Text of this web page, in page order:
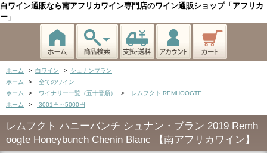
白ワイン通販なら南アフリカワイン専門店のワイン通販ショップ「アフリカ
ー」
ホーム > 白ワイン > シュナンブラン
ホーム
>
全てのワイン
ホーム
> ワイナリー一覧（五十音順） >
レムフクト REMHOOGTE
ホーム
> 3001円～5000円
レムフクト ハニーバンチ シュナン・ブラン 2019 Remh
oogte Honeybunch Chenin Blanc 【南アフリカワイン】